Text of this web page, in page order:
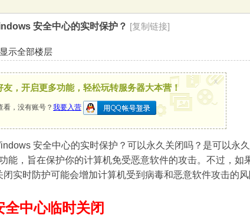
索
安全中心的实时保护？ [复制链接]
显示全部楼层
，开启更多功能，轻松玩转服务器大本营！
看，没有账号？ 我要入营
x
安全中心的实时保护？可以永久关闭吗？是可以永
能，旨在保护你的计算机免受恶意软件的攻击。不过，
实时防护可能会增加计算机受到病毒和恶意软件攻击的
中心临时关闭